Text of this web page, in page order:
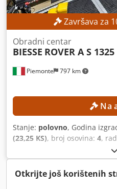
Završava za
Piemonte 797 km
Obradni centar
BIESSE ROVER A S 1325
Na
Stanje: polovno, Godina
(23,25 KS), broj osovina: 4,
maksimalna brzina glodalice:
dužina:2.500 mm,
Otkrijte još korištenih